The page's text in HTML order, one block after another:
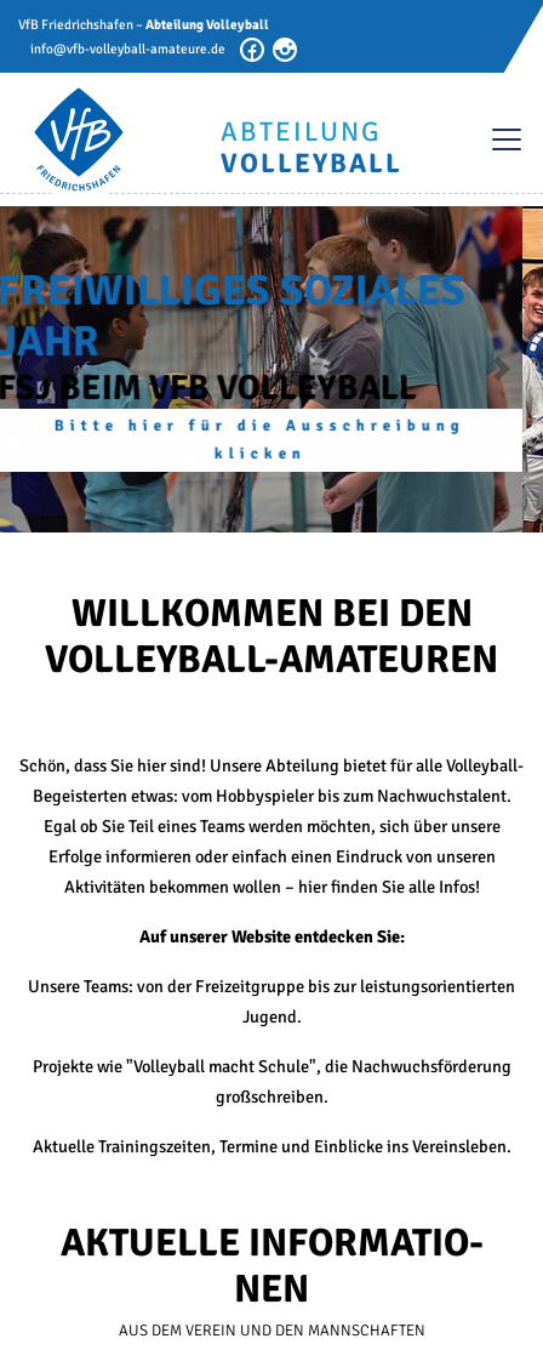
VfB Friedrichshafen –Abteilung Volleyball
info@vfb-volleyball-amateure.de
ABTEILUNG
VOLLEYBALL
Previous Next
WILL­KOM­MEN BEI DEN
VOL­LEY­BALL-AMA­TEU­REN
Schön, dass Sie hier sind! Unsere Abteilung bietet für alle Volleyball-
Begeisterten etwas: vom Hobbyspieler bis zum Nachwuchstalent.
Egal ob Sie Teil eines Teams werden möchten, sich über unsere
Erfolge informieren oder einfach einen Eindruck von unseren
Aktivitäten bekommen wollen – hier finden Sie alle Infos!
Auf unserer Website entdecken Sie:
Unsere Teams: von der Freizeitgruppe bis zur leistungsorientierten
Jugend.
Projekte wie "Volleyball macht Schule", die Nachwuchsförderung
großschreiben.
Aktuelle Trainingszeiten, Termine und Einblicke ins Vereinsleben.
AK­TU­EL­LE IN­FOR­MA­TIO­
NEN
AUS DEM VER­EIN UND DEN MANN­SCHAF­TEN